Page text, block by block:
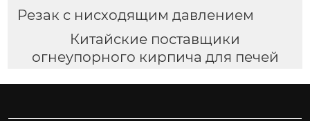
Резак с нисходящим давлением
Китайские поставщики
огнеупорного кирпича для печей